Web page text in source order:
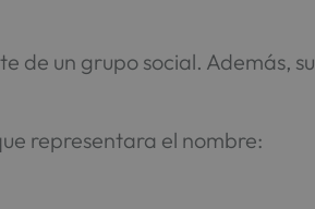
de un grupo social. Además, su
representara el nombre: